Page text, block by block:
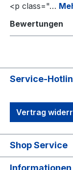
<p class="…
Bewertungen
Service-
Vertrag
Shop Service
Informationen